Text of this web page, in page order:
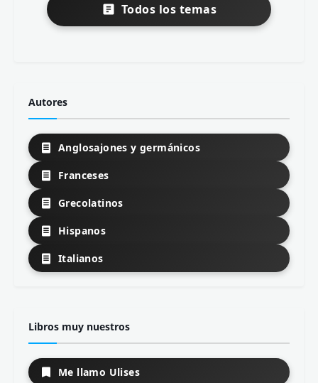
Todos los temas
Autores
Anglosajones y germánicos
Franceses
Grecolatinos
Hispanos
Italianos
Libros muy nuestros
Me llamo Ulises